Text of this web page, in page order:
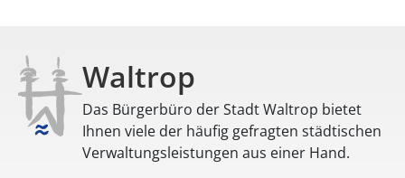
Waltrop
Das Bürgerbüro der Stadt Waltrop bietet
Ihnen viele der häufig gefragten städtischen
Verwaltungsleistungen aus einer Hand.